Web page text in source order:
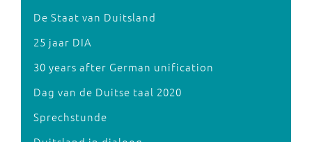
De Staat van Duitsland
25 jaar DIA
30 years after German unification
Dag van de Duitse taal 2020
Sprechstunde